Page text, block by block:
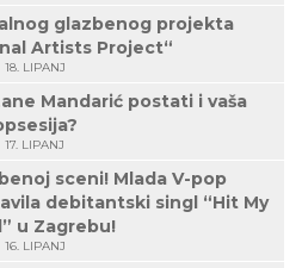
glazbenog projekta
Artists Project“
18. LIPANJ
Mandarić postati i vaša
17. LIPANJ
sceni! Mlada V-pop
debitantski singl “Hit My
u Zagrebu!
16. LIPANJ